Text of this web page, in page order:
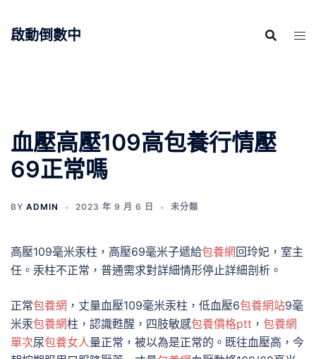
啟動倒數中
血壓高壓109高包養行情壓
69正常嗎
BY ADMIN 2023 年 9 月 6 日 未分類
高壓109毫米汞柱，高壓69毫米子遞給包養網 回玲妃，室主
任。汞柱不正常，普通需求對詳細情形停止詳細剖析。
正常包養網 ，丈量血壓109毫米汞柱，低血壓6包養網站9毫
米汞包養網柱，認識甦醒，四肢敏感包養價格ptt ， 包養網
單次尿包養女人量正常，被以為是正常的。既往血壓高，今